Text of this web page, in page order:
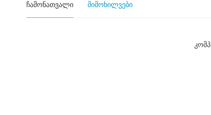
ჩამონათვალი მიმოხილვები